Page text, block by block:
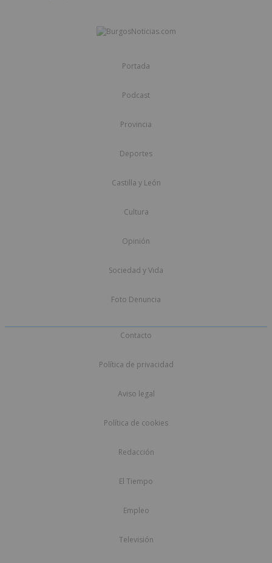
Portada
Podcast
Provincia
Deportes
Castilla y León
Cultura
Opinión
Sociedad y Vida
Foto Denuncia
Contacto
Política de privacidad
Aviso legal
Política de cookies
Redacción
El Tiempo
Empleo
Televisión